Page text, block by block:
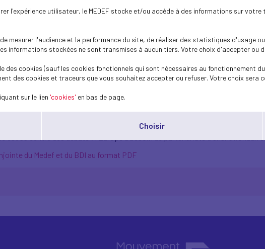
le Medef et son organisation sœur allemande
l’importance de l’intelligence artificielle et
clés :
utilisent l'IA aujourd'hui.
la stratégie industrielle : c'est un véritable game changer.
essentiel : l'IA n'est pas un outil «
plug & play» son intégration demande
du Medef et du BDI au format PDF
l'expérience utilisateur, le MEDEF stocke et/ou accède à des informations sur
mesurer l'audience et la performance du site, de réaliser des statistiques d'usage
informations stockées ne sont transmises à aucun tiers. Votre choix d'accepter
des cookies (sauf les cookies fonctionnels qui sont nécessaires au fonctionnement
des cookies et traceurs que vous souhaitez accepter ou refuser. Votre choix sera
sur le lien 'cookies' en bas de page.
Choisir